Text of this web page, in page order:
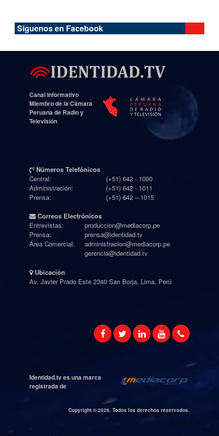
Síguenos en Facebook
Canal Informativo
Miembro de la Cámara
Peruana de Radio y
Televisión
Números Telefónicos
Central:
(+51) 642 - 1000
Administración:
(+51) 642 - 1011
Prensa:
(+51) 642 – 1015
Correos Electrónicos
Entrevistas:
produccion@mediacorp.pe
Prensa:
prensa@identidad.tv
Área Comercial:
administracion@mediacorp.pe
gerencia@identidad.tv
Ubicación
Av. Javier Prado Este 2340 San Borja, Lima, Perú
Identidad.tv es una marca
registrada de
Copyright © 2026. Todos los derechos reservados.